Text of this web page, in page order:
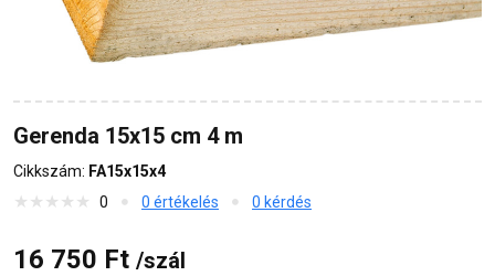
Gerenda 15x15 cm 4 m
Cikkszám: FA15x15x4
0
0 értékelés 0 kérdés
16 750 Ft /szál